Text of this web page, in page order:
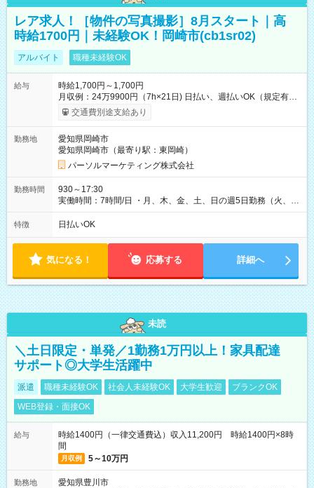
レア求人！［物件の写真撮影］8月スタート｜高
時給1700円｜未経験OK！岡崎市(cb1sr02)
アルバイト 職種未経験OK
給与
時給1,700円～1,700円
月収例：24万9900円（7h×21日) 日払い、週払いOK（規定有
り） 【試用期間】試用期間なし
交通費別途支給あり
勤務地
愛知県岡崎市
愛知県岡崎市（最寄り駅：東岡崎）
パーソルマーケティング株式会社
勤務時間
930～17:30
実働時間：7時間/日 ・月、木、金、土、日の週5日勤務（火、水
は固定休です／夏季、年末年始等、長期休暇有り！） ・ワンシ
フト！ 残業ほぼナシ（0～5h/月）
特徴 日払いOK
気になる！ 応募する 詳細へ
未読
＼土日限定・単発／1勤務1万円以上！家具配達
サポート◎大学生活躍中
派遣 職種未経験OK 社会人未経験OK 大学生歓迎
ブランクOK
WEB登録・面接OK
給与
時給1400円（一律交通費込）収入11,200円 時給1400円×8時
間
月収例 5～10万円
勤務地
愛知県豊川市